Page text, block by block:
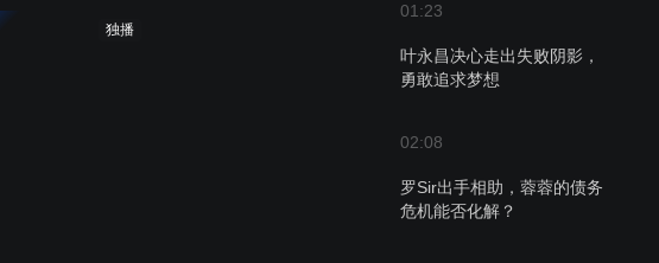
01:23
叶永昌决心走出失败阴影，
勇敢追求梦想
02:08
罗Sir出手相助，蓉蓉的债务
危机能否化解？
独播